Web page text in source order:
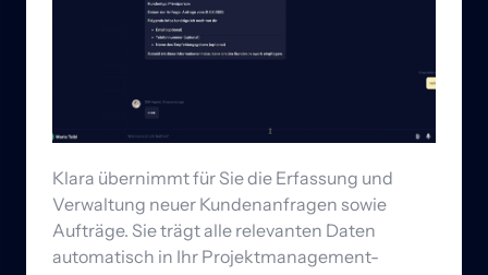
Klara übernimmt für Sie die Erfassung und
Verwaltung neuer Kundenanfragen sowie
Aufträge. Sie trägt alle relevanten Daten
automatisch in Ihr Projektmanagement-